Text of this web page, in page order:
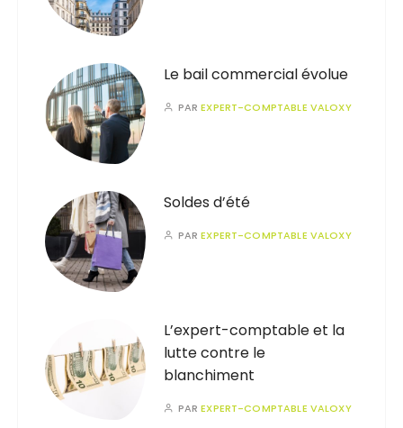
Le bail commercial évolue
PAREXPERT-COMPTABLE VALOXY
Soldes d’été
PAREXPERT-COMPTABLE VALOXY
L’expert-comptable et la
lutte contre le
blanchiment
PAREXPERT-COMPTABLE VALOXY